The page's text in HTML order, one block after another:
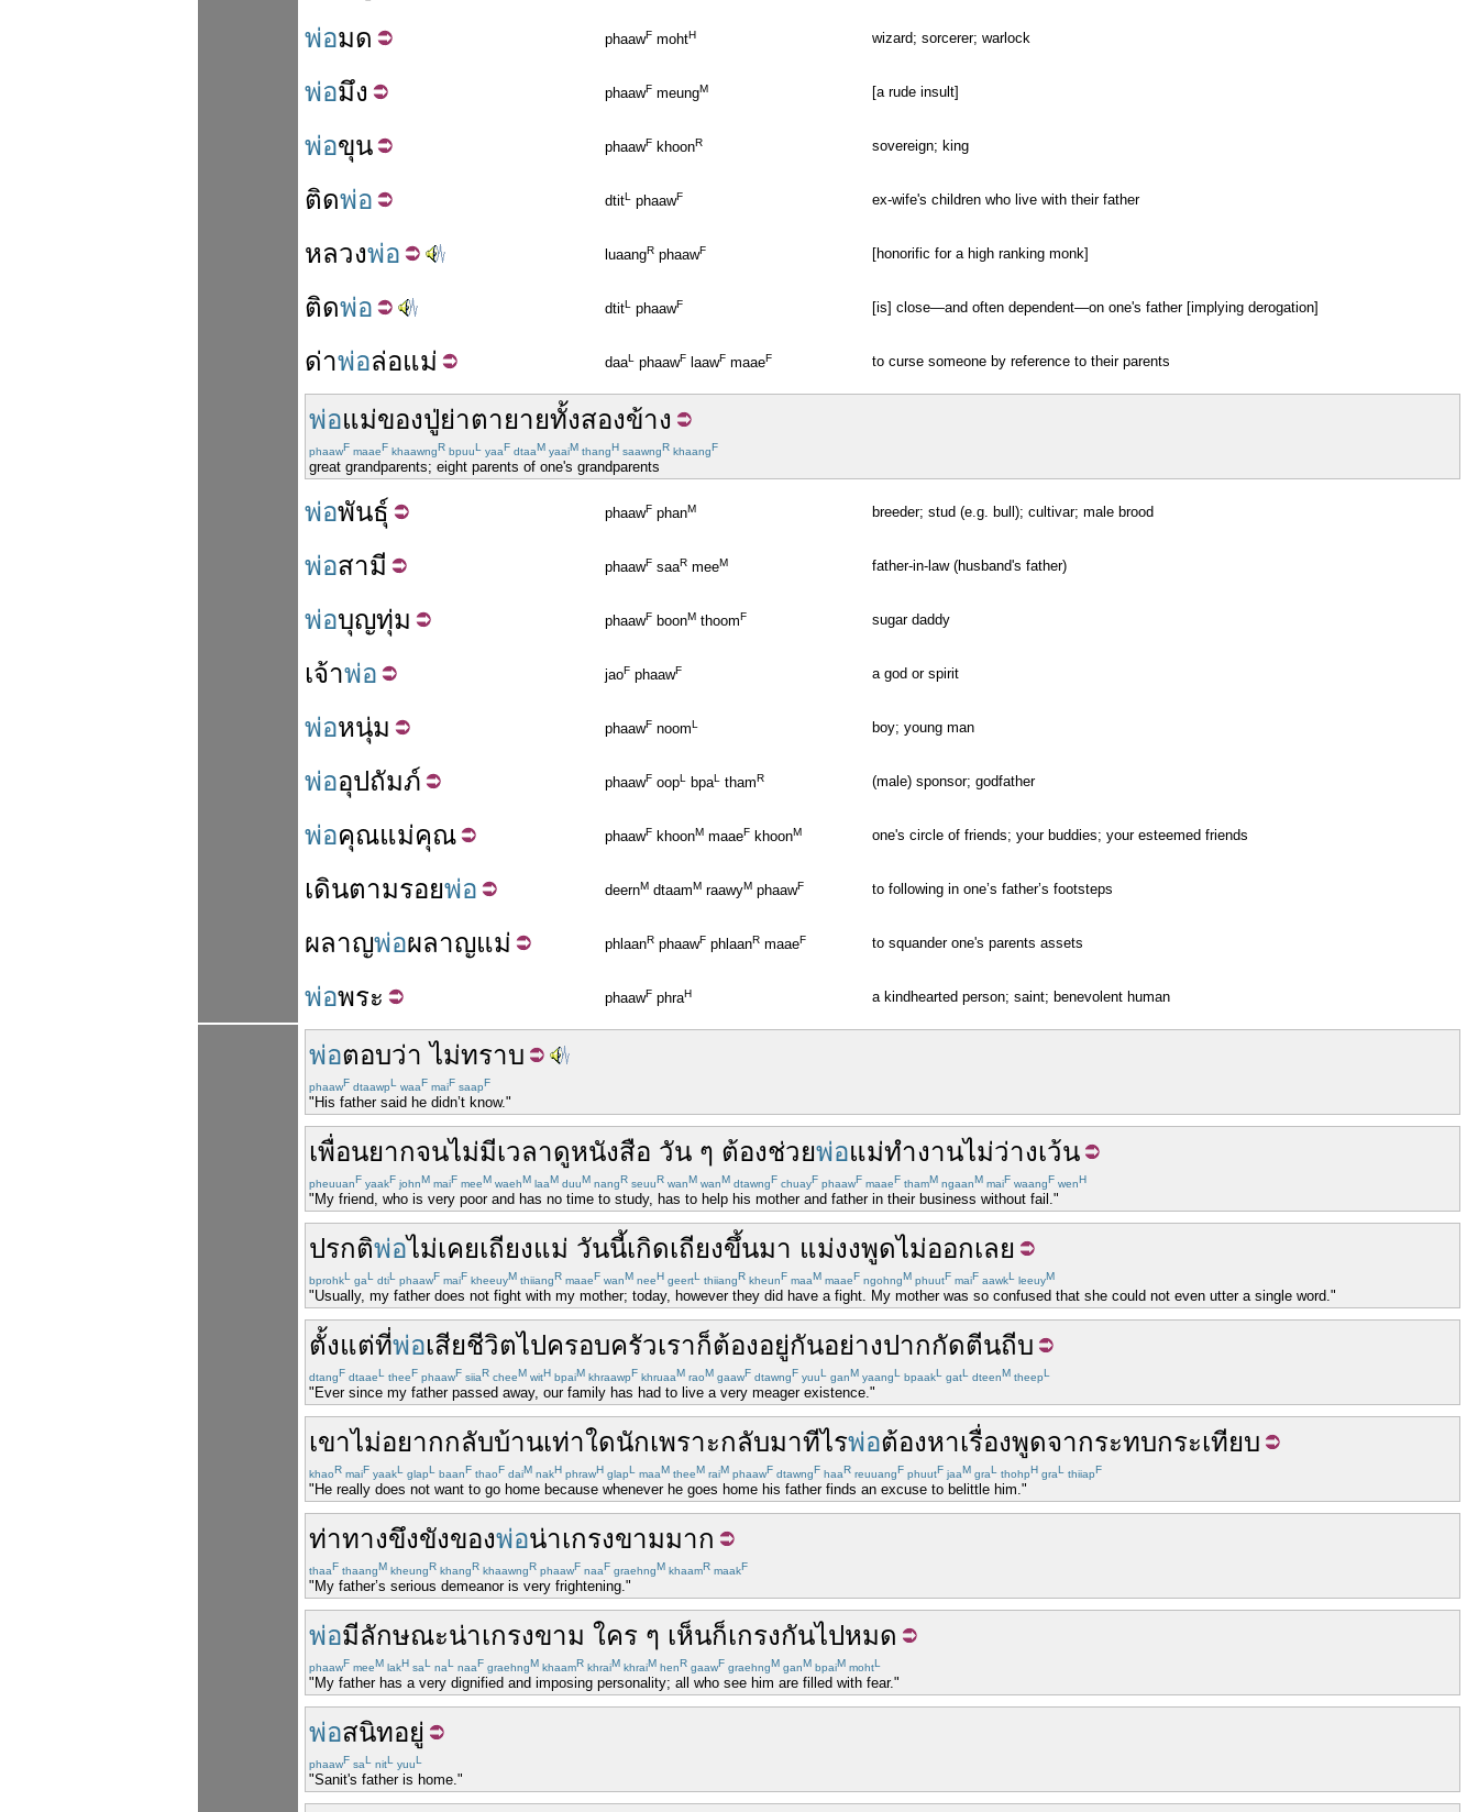
พ่อมด phaawF mohtH wizard; sorcerer; warlock
พ่อมึง phaawF meungM [a rude insult]
พ่อขุน phaawF khoonR sovereign; king
ติดพ่อ dtitL phaawF ex-wife's children who live with their father
หลวงพ่อ luaangR phaawF [honorific for a high ranking monk]
ติดพ่อ dtitL phaawF [is] close—and often dependent—on one's father [implying derogation]
ด่าพ่อล่อแม่ daaL phaawF laawF maaeF to curse someone by reference to their parents
พ่อแม่ของปู่ย่าตายายทั้งสองข้าง
phaawF maaeF khaawngR bpuuL yaaF dtaaM yaaiM thangH saawngR khaangF
great grandparents; eight parents of one's grandparents
พ่อพันธุ์ phaawF phanM breeder; stud (e.g. bull); cultivar; male brood
พ่อสามี phaawF saaR meeM father-in-law (husband's father)
พ่อบุญทุ่ม phaawF boonM thoomF sugar daddy
เจ้าพ่อ jaoF phaawF a god or spirit
พ่อหนุ่ม phaawF noomL boy; young man
พ่ออุปถัมภ์ phaawF oopL bpaL thamR (male) sponsor; godfather
พ่อคุณแม่คุณ phaawF khoonM maaeF khoonM one's circle of friends; your buddies; your esteemed friends
เดินตามรอยพ่อ deernM dtaamM raawyM phaawF to following in one’s father’s footsteps
ผลาญพ่อผลาญแม่ phlaanR phaawF phlaanR maaeF to squander one's parents assets
พ่อพระ phaawF phraH a kindhearted person; saint; benevolent human
พ่อตอบว่า ไม่ทราบ
phaawF dtaawpL waaF maiF saapF
"His father said he didn’t know."
เพื่อนยากจนไม่มีเวลาดูหนังสือ วัน ๆ ต้องช่วยพ่อแม่ทำงานไม่ว่างเว้น
pheuuanF yaakF johnM maiF meeM waehM laaM duuM nangR seuuR wanM wanM dtawngF chuayF phaawF maaeF thamM ngaanM maiF waangF wenH
"My friend, who is very poor and has no time to study, has to help his mother and father in their business without fail."
ปรกติพ่อไม่เคยเถียงแม่ วันนี้เกิดเถียงขึ้นมา แม่งงพูดไม่ออกเลย
bprohkL gaL dtiL phaawF maiF kheeuyM thiiangR maaeF wanM neeH geertL thiiangR kheunF maaM maaeF ngohngM phuutF maiF aawkL leeuyM
"Usually, my father does not fight with my mother; today, however they did have a fight. My mother was so confused that she could not even utter a single word."
ตั้งแต่ที่พ่อเสียชีวิตไปครอบครัวเราก็ต้องอยู่กันอย่างปากกัดตีนถีบ
dtangF dtaaeL theeF phaawF siiaR cheeM witH bpaiM khraawpF khruaaM raoM gaawF dtawngF yuuL ganM yaangL bpaakL gatL dteenM theepL
"Ever since my father passed away, our family has had to live a very meager existence."
เขาไม่อยากกลับบ้านเท่าใดนักเพราะกลับมาทีไรพ่อต้องหาเรื่องพูดจากระทบกระเทียบ
khaoR maiF yaakL glapL baanF thaoF daiM nakH phrawH glapL maaM theeM raiM phaawF dtawngF haaR reuuangF phuutF jaaM graL thohpH graL thiiapF
"He really does not want to go home because whenever he goes home his father finds an excuse to belittle him."
ท่าทางขึงขังของพ่อน่าเกรงขามมาก
thaaF thaangM kheungR khangR khaawngR phaawF naaF graehngM khaamR maakF
"My father’s serious demeanor is very frightening."
พ่อมีลักษณะน่าเกรงขาม ใคร ๆ เห็นก็เกรงกันไปหมด
phaawF meeM lakH saL naL naaF graehngM khaamR khraiM khraiM henR gaawF graehngM ganM bpaiM mohtL
"My father has a very dignified and imposing personality; all who see him are filled with fear."
พ่อสนิทอยู่
phaawF saL nitL yuuL
"Sanit's father is home."